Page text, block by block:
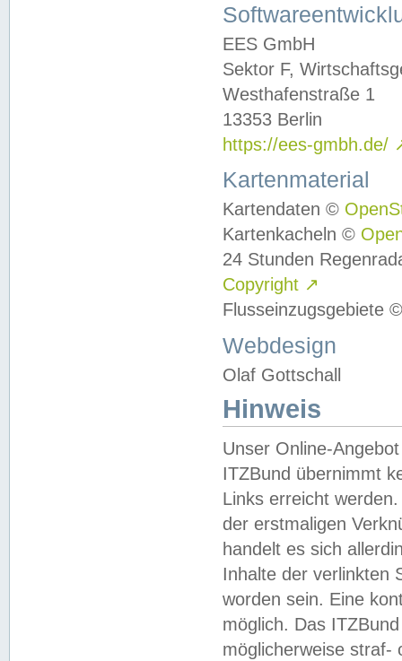
EES GmbH
Sektor F,
Westhafenstraße 1
13353 Berlin
https://ees-gmbh.de/
Kartenmaterial
Kartendaten ©
Kartenkacheln ©
24 Stunden
Copyright ↗
Flusseinzugsgebiete
Webdesign
Olaf Gottschall
Hinweis
Unser Online-
ITZBund übernimmt
Links erreicht
der erstmaligen
handelt es sich
Inhalte der verlinkten
worden sein. Eine
möglich. Das
möglicherweise straf-